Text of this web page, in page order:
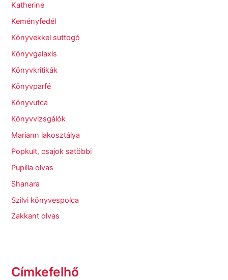
Katherine
Keményfedél
Könyvekkel suttogó
Könyvgalaxis
Könyvkritikák
Könyvparfé
Könyvutca
Könyvvizsgálók
Mariann lakosztálya
Popkult, csajok satöbbi
Pupilla olvas
Shanara
Szilvi könyvespolca
Zakkant olvas
Címkefelhő